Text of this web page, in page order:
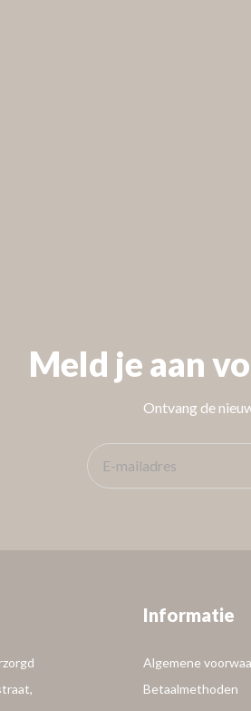
Meld je aan
Ontvang de
Informatie
Algemene
Betaalmethoden